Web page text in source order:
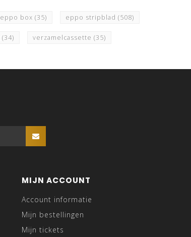
eppo box (35) eppo stripblad (508)
(34) verzamelcassette (35)
MIJN ACCOUNT
Account informatie
Mijn bestellingen
Mijn tickets